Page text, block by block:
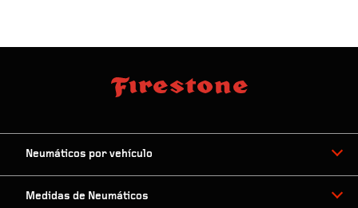
Neumáticos por vehículo
Medidas de Neumáticos